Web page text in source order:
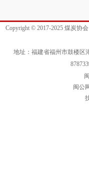
Copyright © 2017-2025 煤炭协
地址：福建省福州市鼓楼区
闽公